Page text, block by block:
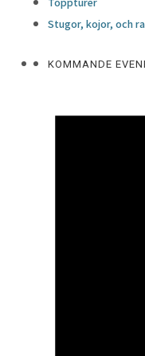
Stugor, kojor, och
KOMMANDE